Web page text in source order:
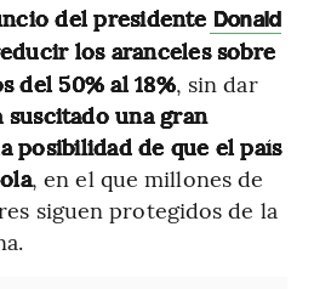
del presidente Donald
los aranceles sobre
del 50% al 18%, sin dar
suscitado una gran
posibilidad de que el país
, en el que millones de
siguen protegidos de la